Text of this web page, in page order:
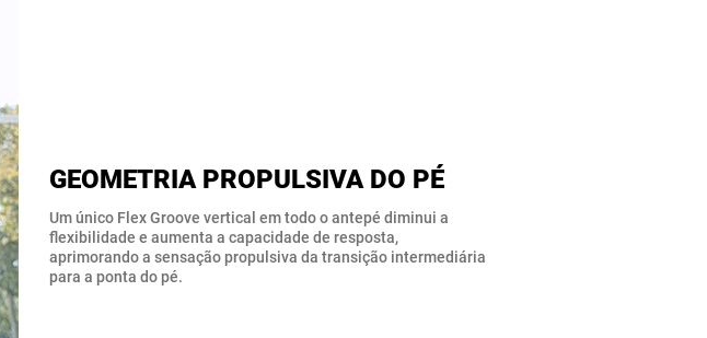
GEOMETRIA PROPULSIVA DO PÉ
Um único Flex Groove vertical em todo o antepé diminui a
flexibilidade e aumenta a capacidade de resposta,
aprimorando a sensação propulsiva da transição intermediária
para a ponta do pé.